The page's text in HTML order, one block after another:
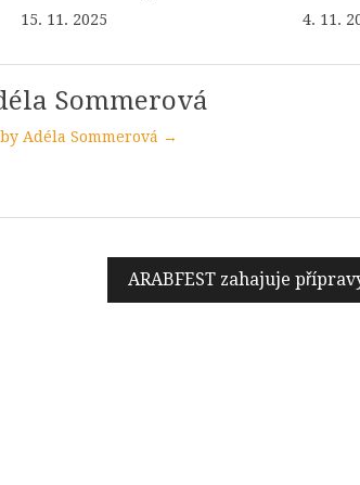
15. 11. 2025 4. 11.
Sommerová
Adéla Sommerová →
ARABFEST zahajuje